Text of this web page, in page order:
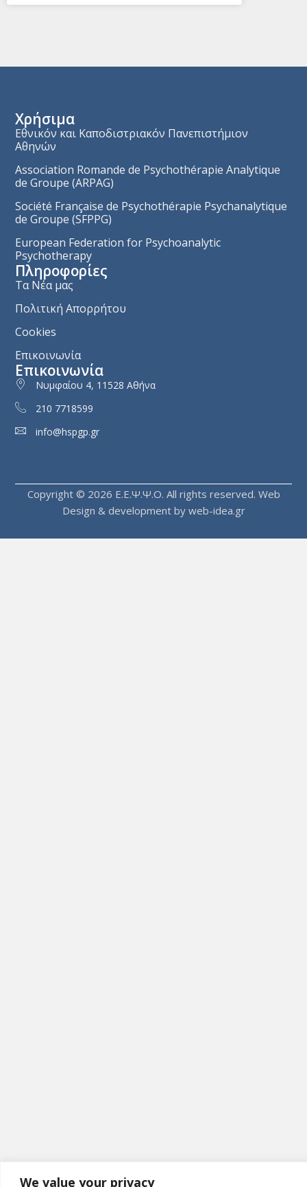
We value your privacy
Χρήσιμα
Εθνικόν και Καποδιστριακόν Πανεπιστήμιον
Αθηνών
Association Romande de Psychothérapie Analytique
de Groupe (ARPAG)
Société Française de Psychothérapie Psychanalytique
de Groupe (SFPPG)
European Federation for Psychoanalytic
Psychotherapy
Πληροφορίες
Τα Νέα μας
Πολιτική Απορρήτου
Cookies
Επικοινωνία
Επικοινωνία
Νυμφαίου 4, 11528 Αθήνα
210 7718599
info@hspgp.gr
Copyright © 2026 Ε.E.Ψ.Ψ.Ο. All rights reserved. Web
Design & development by web-idea.gr